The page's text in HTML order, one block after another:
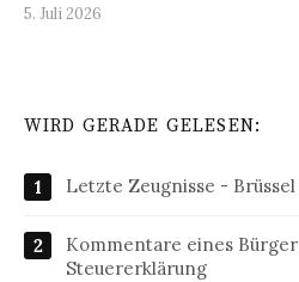
5. Juli 2026
WIRD GERADE GELESEN:
Letzte Zeugnisse - Brüssel
Kommentare eines
Steuererklärung